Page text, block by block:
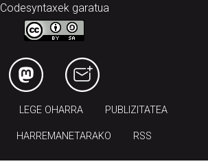
Codesyntaxek garatua
LEGE OHARRA PUBLIZITATEA
HARREMANETARAKO RSS